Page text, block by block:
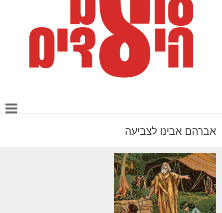
אברהם אבינו לצביעה